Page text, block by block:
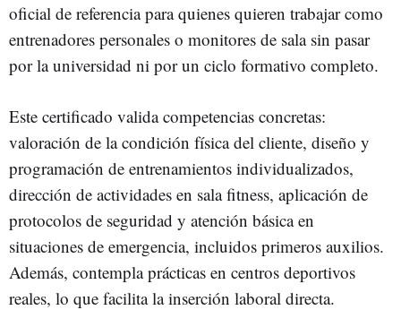
oficial de referencia para quienes quieren trabajar como
entrenadores personales o monitores de sala sin pasar
por la universidad ni por un ciclo formativo completo.
Este certificado valida competencias concretas:
valoración de la condición física del cliente, diseño y
programación de entrenamientos individualizados,
dirección de actividades en sala fitness, aplicación de
protocolos de seguridad y atención básica en
situaciones de emergencia, incluidos primeros auxilios.
Además, contempla prácticas en centros deportivos
reales, lo que facilita la inserción laboral directa.